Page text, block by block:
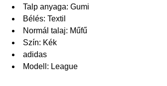
Talp anyaga: Gumi
Bélés: Textil
Normál talaj: Műfű
Szín: Kék
adidas
Modell: League